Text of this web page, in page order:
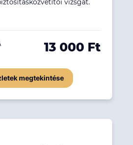
vizsgát.
13 000 Ft
megtekintése